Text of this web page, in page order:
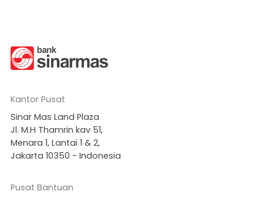
Kantor Pusat
Sinar Mas Land Plaza
Jl. M.H Thamrin kav 51,
Menara 1, Lantai 1 & 2,
Jakarta 10350 - Indonesia
Pusat Bantuan